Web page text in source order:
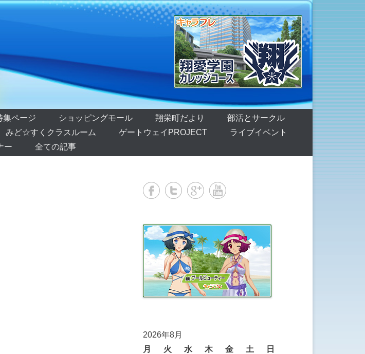
集ページ ショッピングモール 翔栄町だより
部活とサークル
みど☆すくクラスルーム ゲートウェイPROJECT
ライブイベント
ー
全ての記事
2026年8月
月
火 水 木 金 土
日